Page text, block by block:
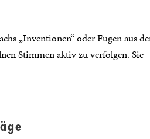
„Inventionen“ oder Fugen aus
Stimmen aktiv zu verfolgen. Sie